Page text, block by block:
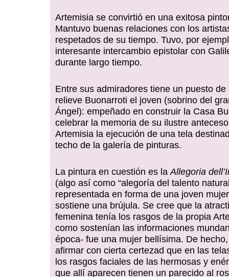
Artemisia se convirtió en una exitosa
Mantuvo buenas relaciones con los
respetados de su tiempo. Tuvo, por
interesante intercambio epistolar con
durante largo tiempo.
Entre sus admiradores tiene un puesto de
relieve Buonarroti el joven (sobrino del
Ángel): empeñado en construir la Casa
celebrar la memoria de su ilustre
Artemisia la ejecución de una tela
techo de la galería de pinturas.
La pintura en cuestión es laAllegoria
(algo así como “alegoría del talento
representada en forma de una joven
sostiene una brújula. Se cree que la
femenina tenía los rasgos de la propia
como sostenían las informaciones
época- fue una mujer bellísima. De
afirmar con cierta certezad que en las
los rasgos faciales de las hermosas y
que allí aparecen tienen un parecido al